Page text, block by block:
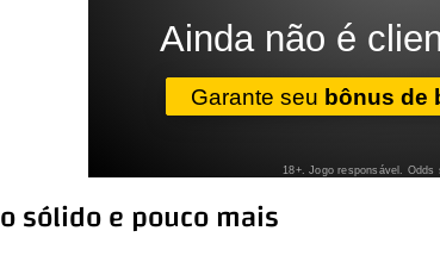
sólido e pouco mais